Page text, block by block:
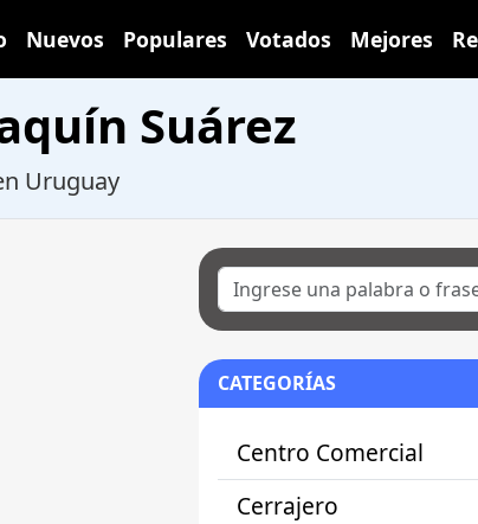
Nuevos Populares Votados Mejores
Suárez
Uruguay
CATEGORÍAS
Centro Comercial
Cerrajero